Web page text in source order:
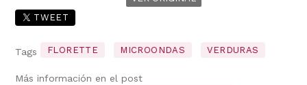
TWEET
Tags FLORETTE MICROONDAS VERDURAS
Más información en el post